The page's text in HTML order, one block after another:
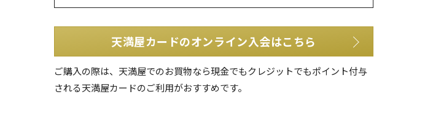
天満屋カードのオンライン入会はこちら
ご購入の際は、天満屋でのお買物なら現金でもクレジットでもポイント付与
される天満屋カードのご利用がおすすめです。